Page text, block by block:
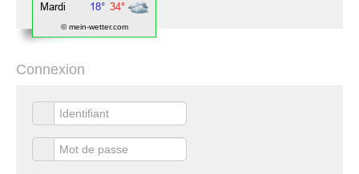
© mein-wetter.com
Connexion